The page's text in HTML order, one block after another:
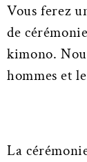
Vous ferez
de
kimono.
hommes et
La